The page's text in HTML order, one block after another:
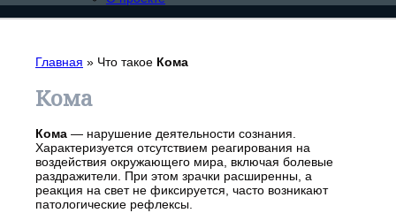
Главная » Что такое Кома
Кома
Кома — нарушение деятельности сознания.
Характеризуется отсутствием реагирования на
воздействия окружающего мира, включая болевые
раздражители. При этом зрачки расширенны, а
реакция на свет не фиксируется, часто возникают
патологические рефлексы.